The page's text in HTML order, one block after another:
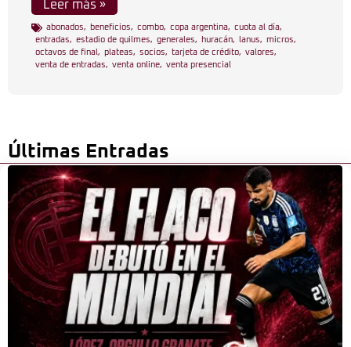
Leer más »
abonados, beneficios, combo, copa argentina, cuota al día,
entradas, estadio de quilmes, generales, huracán, lanus, micros,
octavos de final , plateas, socios, tarjeta de crédito, valores,
venta de entradas, venta online, venta presencial
Últimas Entradas